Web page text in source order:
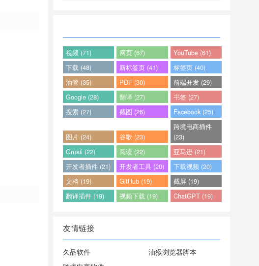
视频 (71) 网页 (67)
YouTube (61)
下载 (48)
新标签页 (41)
标签页 (40)
油管 (35)
PDF (30)
前端开发 (29)
Google (28)
翻译 (27)
书签 (27)
搜索 (27)
截图 (26) Facebook (25)
图片 (24) 谷歌 (23)
跨境电商插件
(23)
Gmail (22)
阅读 (22)
亚马逊 (21)
开发者插件 (21)
开发者工具 (20)
下载视频 (20)
文档 (19)
GitHub (19)
截屏 (19)
翻译插件 (19)
视频下载 (19) ChatGPT (19)
友情链接
久品软件
油猴浏览器脚本